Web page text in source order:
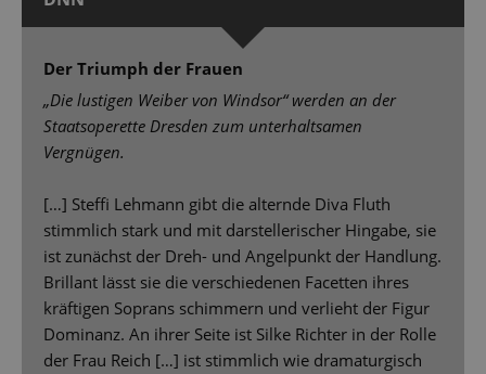
Der Triumph der Frauen
„Die lustigen Weiber von Windsor“ werden an der
Staatsoperette Dresden zum unterhaltsamen
Vergnügen.
[…] Steffi Lehmann gibt die alternde Diva Fluth
stimmlich stark und mit darstellerischer Hingabe, sie
ist zunächst der Dreh- und Angelpunkt der Handlung.
Brillant lässt sie die verschiedenen Facetten ihres
kräftigen Soprans schimmern und verlieht der Figur
Dominanz. An ihrer Seite ist Silke Richter in der Rolle
der Frau Reich […] ist stimmlich wie dramaturgisch